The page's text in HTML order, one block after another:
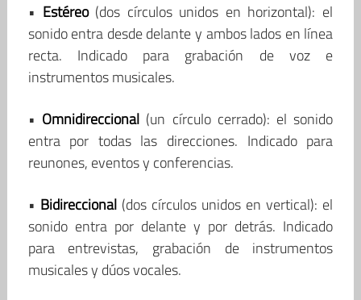
• Estéreo(dos círculos unidos en horizontal): el
sonido entra desde delante y ambos lados en línea
recta. Indicado para grabación de voz e
instrumentos musicales.
• Omnidireccional (un círculo cerrado): el sonido
entra por todas las direcciones. Indicado para
reunones, eventos y conferencias.
• Bidireccional(dos círculos unidos en vertical): el
sonido entra por delante y por detrás. Indicado
para entrevistas, grabación de instrumentos
musicales y dúos vocales.